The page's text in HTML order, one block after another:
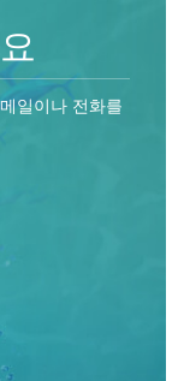
일이나 전화를